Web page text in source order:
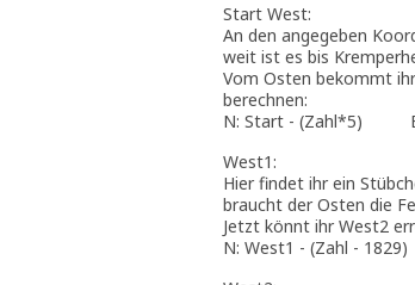
Start West:
An den angegeben
weit ist es bis
Vom Osten bekommt
berechnen:
N: Start - (Zahl*5) E:
West1:
Hier findet ihr ein
braucht der Osten die
Jetzt könnt ihr West2
N: West1 - (Zahl -